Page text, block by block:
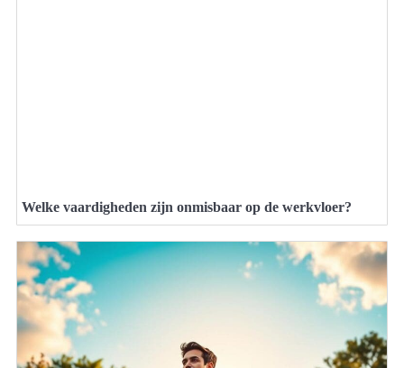
Welke vaardigheden zijn onmisbaar op de werkvloer?